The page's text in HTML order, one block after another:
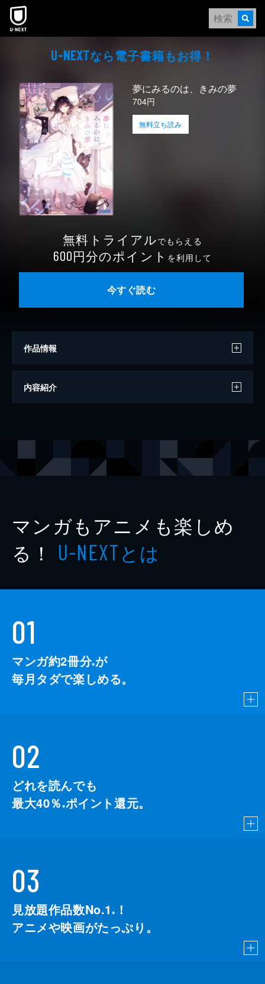
本文へスキップ
U-NEXTなら電⼦書籍もお得！
夢にみるのは、きみの夢
704円
無料立ち読み
無料トライアルでもらえる
600円分のポイント を利用して
今すぐ読む
作品情報
著者
内容紹介
マンガもアニメも楽しめ
る！ U-NEXTとは
01
マンガ約2冊分※が
毎月タダで楽しめる。
02
どれを読んでも
最大40％ ※ポイント還元。
03
見放題作品数No.1 ※
！
アニメや映画がたっぷり。